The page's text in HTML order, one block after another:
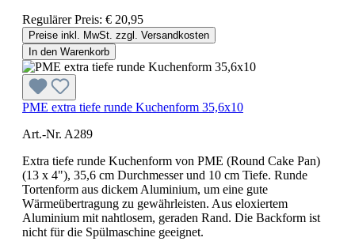
Regulärer Preis: € 20,95
Preise inkl. MwSt. zzgl. Versandkosten
In den Warenkorb
PME extra tiefe runde Kuchenform 35,6x10
Art.-Nr. A289
Extra tiefe runde Kuchenform von PME (Round Cake Pan)
(13 x 4"), 35,6 cm Durchmesser und 10 cm Tiefe. Runde
Tortenform aus dickem Aluminium, um eine gute
Wärmeübertragung zu gewährleisten. Aus eloxiertem
Aluminium mit nahtlosem, geraden Rand. Die Backform ist
nicht für die Spülmaschine geeignet.